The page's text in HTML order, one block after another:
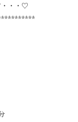
・・・♡